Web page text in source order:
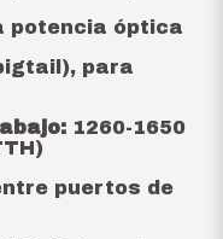
potencia óptica
para
1260-1650
puertos de